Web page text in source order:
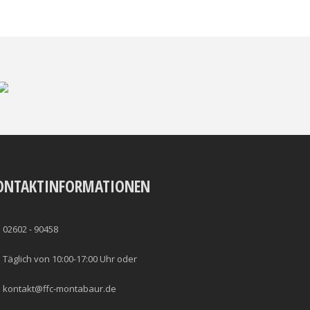
02602 - 90458
Täglich von 10:00-17:00 Uhr oder
kontakt@ffc-montabaur.de